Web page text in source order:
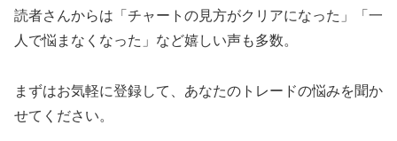
読者さんからは「チャートの見方がクリアになった」「一
人で悩まなくなった」など嬉しい声も多数。
まずはお気軽に登録して、あなたのトレードの悩みを聞か
せてください。